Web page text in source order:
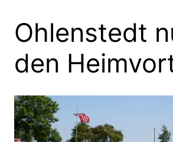
Ohlenstedt
den